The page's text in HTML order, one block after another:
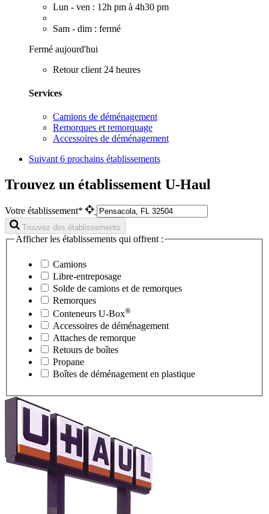
Lun - ven : 12h pm à 4h30 pm
Sam - dim : fermé
Fermé aujourd'hui
Retour client 24 heures
Services
Camions de déménagement
Remorques et remorquage
Accessoires de déménagement
Suivant 6 prochains établissements
Trouvez un établissement U-Haul
Votre établissement*
Trouvez des établissements
Afficher les établissements qui offrent :
Camions
Libre-entreposage
Solde de camions et de remorques
Remorques
Conteneurs U-Box®
Accessoires de déménagement
Attaches de remorque
Retours de boîtes
Propane
Boîtes de déménagement en plastique